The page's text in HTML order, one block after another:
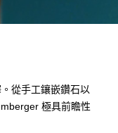
從手工鑲嵌鑽石以
極具前瞻性